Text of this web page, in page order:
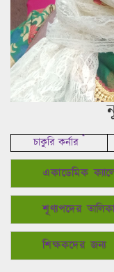
চাকুরি কর্নার *
একাডেমিক
শূণ্যপদের
শিক্ষকদের জন্য